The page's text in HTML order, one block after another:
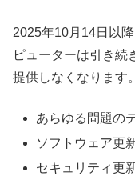
2025年10月14日以
ピューターは引き続
提供しなくなります
あらゆる問題の
ソフトウェア更
セキュリティ更